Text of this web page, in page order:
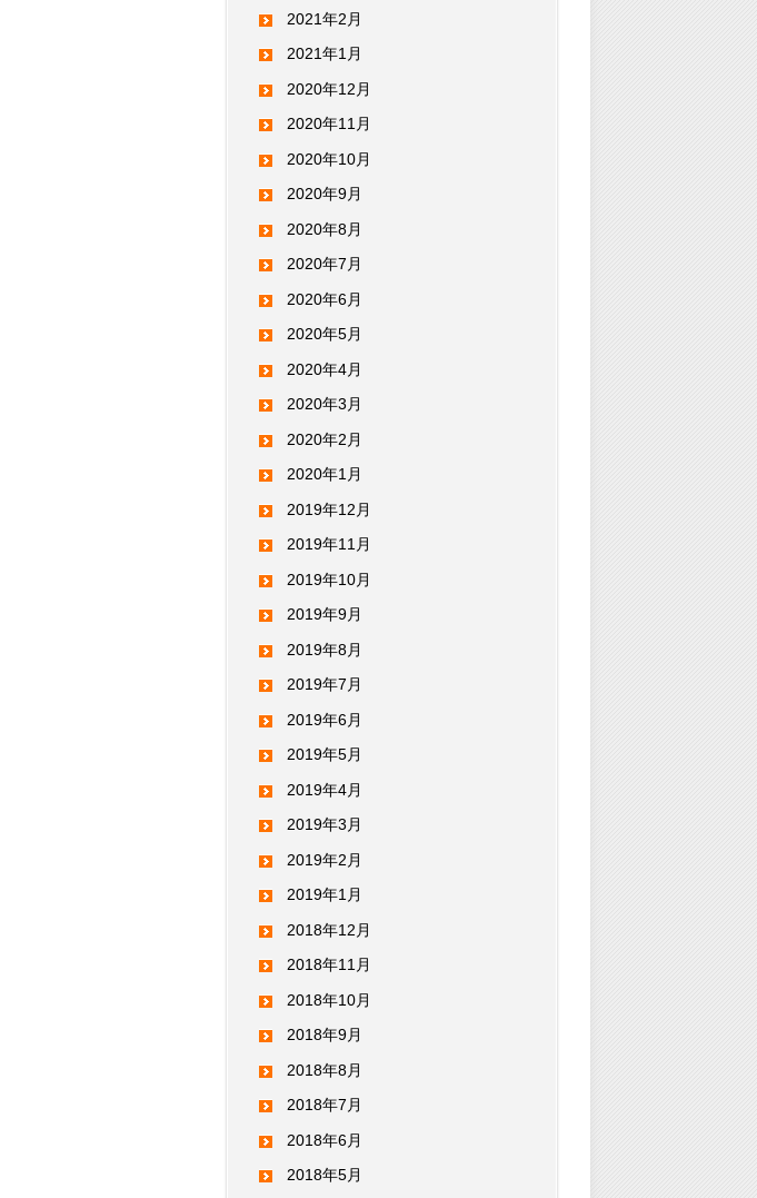
2021年2月
2021年1月
2020年12月
2020年11月
2020年10月
2020年9月
2020年8月
2020年7月
2020年6月
2020年5月
2020年4月
2020年3月
2020年2月
2020年1月
2019年12月
2019年11月
2019年10月
2019年9月
2019年8月
2019年7月
2019年6月
2019年5月
2019年4月
2019年3月
2019年2月
2019年1月
2018年12月
2018年11月
2018年10月
2018年9月
2018年8月
2018年7月
2018年6月
2018年5月